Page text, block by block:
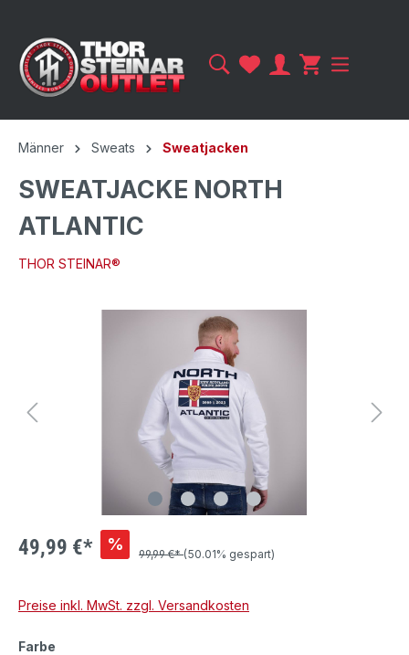
Männer Sweats Sweatjacken
SWEATJACKE NORTH
ATLANTIC
THOR STEINAR®
49,99 €* %
99,99 €*(50.01% gespart)
Preise inkl. MwSt. zzgl. Versandkosten
Farbe